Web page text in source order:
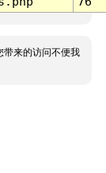
带来的访问不便我